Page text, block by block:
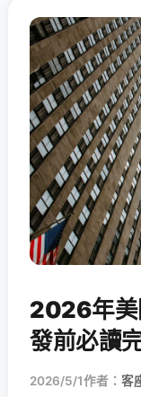
2026年美
發前必讀
2026/5/1作者： 客